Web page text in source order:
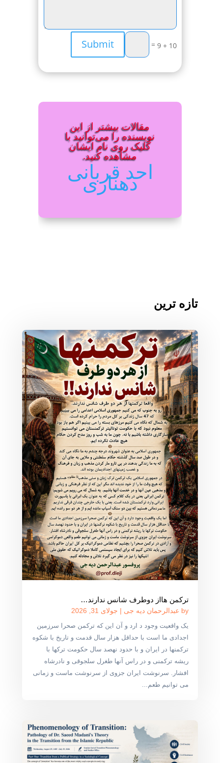
10 + 9
=
Submit
مقالات بیشتر از این
نویسنده را می‌توانید با
کلیک روی نام ایشان
مشاهده کنید.
احد قربانی
دهناری
تازه ترین
ترکمن هااز دوطرف شانس ندارند…
by عبدالرحمان دیه جی | جولای 31, 2026
یک واقعیت وجود د ارد و آن این که ترکمن صحرا سرزمین
اجدادی ما است با حداقل هزار سال قدمت و تاریخ با شکوه
ترکمنها در ایران و با حدود نهصد سال حکومت ترکها با
ریشه ترکمنی و در راس آنها طغرل سلجوقی و نادرشاه
افشار. سرنوشت ایران جزوی از سرنوشت ماست و زمانی
می توانیم طعم...